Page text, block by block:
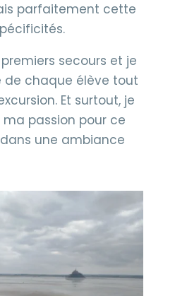
parfaitement cette
secours et je
de chaque élève tout
Et surtout, je
passion pour ce
une ambiance